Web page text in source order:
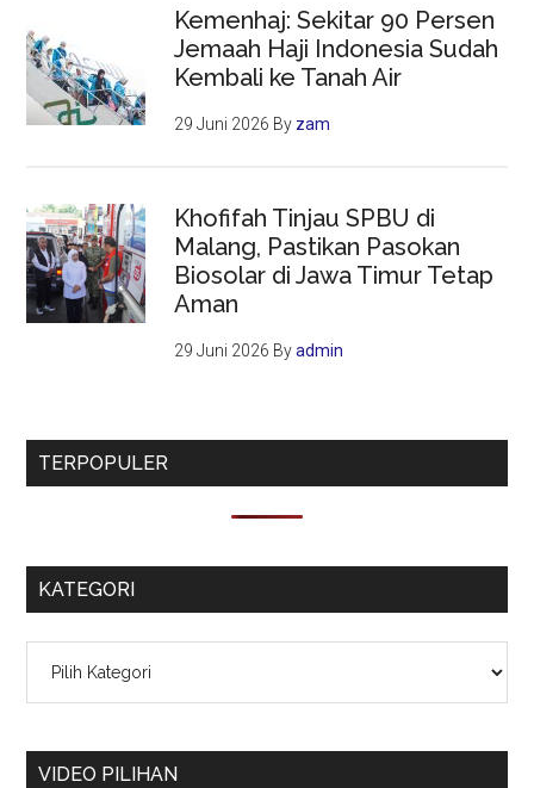
Kemenhaj: Sekitar 90 Persen
Jemaah Haji Indonesia Sudah
Kembali ke Tanah Air
29 Juni 2026 By zam
Khofifah Tinjau SPBU di
Malang, Pastikan Pasokan
Biosolar di Jawa Timur Tetap
Aman
29 Juni 2026 Byadmin
TERPOPULER
KATEGORI
VIDEO PILIHAN